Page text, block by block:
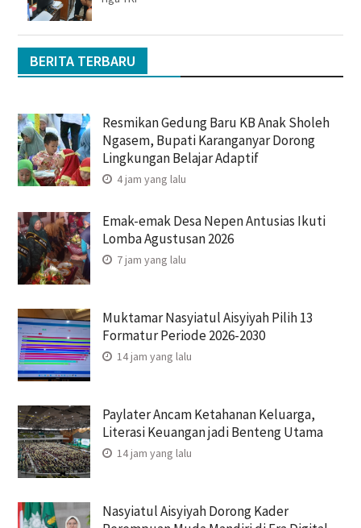
BERITA TERBARU
Resmikan Gedung Baru KB Anak Sholeh
Ngasem, Bupati Karanganyar Dorong
Lingkungan Belajar Adaptif
4 jam yang lalu
Emak-emak Desa Nepen Antusias Ikuti
Lomba Agustusan 2026
7 jam yang lalu
Muktamar Nasyiatul Aisyiyah Pilih 13
Formatur Periode 2026-2030
14 jam yang lalu
Paylater Ancam Ketahanan Keluarga,
Literasi Keuangan jadi Benteng Utama
14 jam yang lalu
Nasyiatul Aisyiyah Dorong Kader